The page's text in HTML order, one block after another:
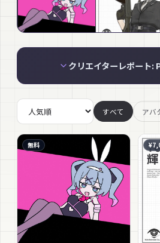
クリエイターレポー
すべて アバ
無料